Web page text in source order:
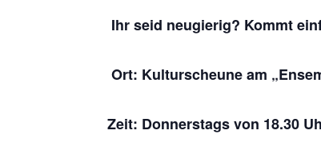
Ihr seid neugierig? Kommt
Ort: Kulturscheune am
Zeit: Donnerstags von 18.30